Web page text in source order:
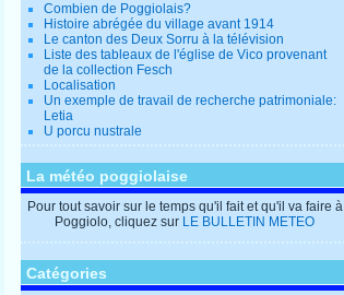
Combien de Poggiolais?
Histoire abrégée du village avant 1914
Le canton des Deux Sorru à la télévision
Liste des tableaux de l'église de Vico provenant
de la collection Fesch
Localisation
Un exemple de travail de recherche patrimoniale:
Letia
U porcu nustrale
La météo poggiolaise
Pour tout savoir sur le temps qu'il fait et qu'il va faire à
Poggiolo, cliquez sur LE BULLETIN METEO
Catégories